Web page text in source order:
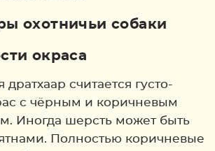
окраса
считается густо-
с чёрным и коричневым
Иногда шерсть может быть
Полностью коричневые